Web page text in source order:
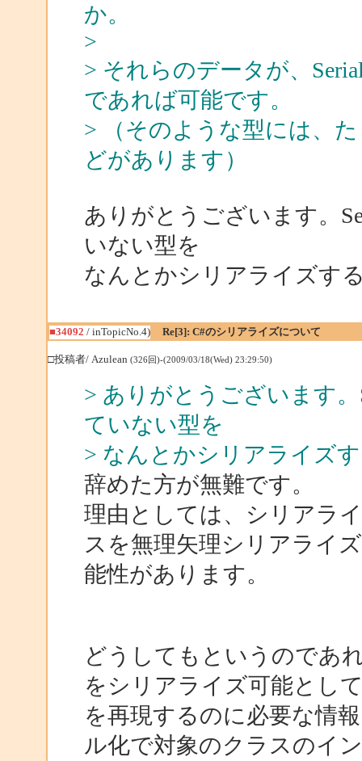
か。
>
> それらのデータが、
であれば可能です。
> （そのような型には、た
どがあります）
ありがとうございます。
いない型を
なんとかシリアライズす
■34092 / inTopicNo.4) Re[3]: C#のシリアライズについて
□投稿者/ Azulean (326回)-(2009/03/18(Wed) 23:29:50)
> ありがとうございます。
ていない型を
> なんとかシリアライズ
辞めた方が無難です。
理由としては、シリアラ
スを無理矢理シリアライ
能性があります。
どうしてもというのであ
をシリアライズ可能とし
を再現するのに必要な情
ル化で対象のクラスのイ